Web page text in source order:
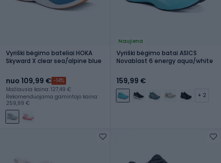
Vyriški bėgimo bateliai HOKA
Skyward X clear sea/alpine blue
nuo 109,99 € -14%
Mažiausia kaina: 127,49 €
Rekomenduojama gamintojo kaina:
259,99 €
Naujiena
Vyriški bėgimo batai ASICS
Novablast 6 energy aqua/white
159,99 €
+ 2